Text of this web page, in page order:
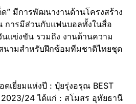
” มีการพัฒนางานด้านโครงสร้าง
การมีส่วนกับแฟนบอลทั้งในสื่อ
แข่งขัน รวมถึง งานด้านความ
นามสำหรับฝึกซ้อมทีมชาติไทยชุด
เยี่ยมแห่งปี : ปุ๋ยรุ่งอรุณ BEST
2023/24 ได้แก่ : สโมสร อุทัยธานี